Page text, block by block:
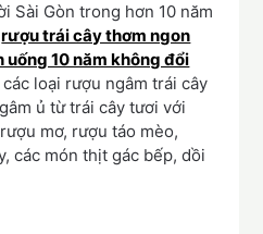
Sài Gòn trong hơn 10 năm
rượu trái cây thơm ngon
10 năm không đổi
loại rượu ngâm trái cây
ủ từ trái cây tươi với
mơ, rượu táo mèo,
các món thịt gác bếp, dồi